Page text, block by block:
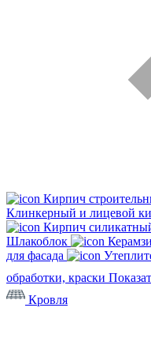
Кирпич
Клинкерный и лицевой
Кирпич
Шлакоблок
для фасада
обработки, краски
Кровля